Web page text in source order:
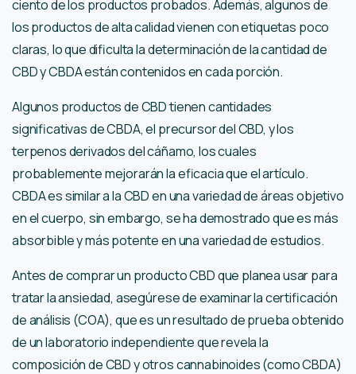
ciento de los productos probados. Además, algunos de
los productos de alta calidad vienen con etiquetas poco
claras, lo que dificulta la determinación de la cantidad de
CBD y CBDA están contenidos en cada porción.
Algunos productos de CBD tienen cantidades
significativas de CBDA, el precursor del CBD, y los
terpenos derivados del cáñamo, los cuales
probablemente mejorarán la eficacia que el artículo.
CBDA es similar a la CBD en una variedad de áreas objetivo
en el cuerpo, sin embargo, se ha demostrado que es más
absorbible y más potente en una variedad de estudios.
Antes de comprar un producto CBD que planea usar para
tratar la ansiedad, asegúrese de examinar la certificación
de análisis (COA), que es un resultado de prueba obtenido
de un laboratorio independiente que revela la
composición de CBD y otros cannabinoides (como CBDA)